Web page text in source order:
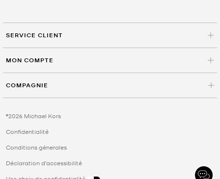
SERVICE CLIENT
MON COMPTE
COMPAGNIE
©2026 Michael Kors
Confidentialité
Conditions génerales
Déclaration d'accessibilité